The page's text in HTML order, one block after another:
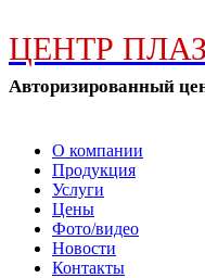
ЦЕНТР
Авторизированный
О компании
Продукция
Услуги
Цены
Фото/видео
Новости
Контакты